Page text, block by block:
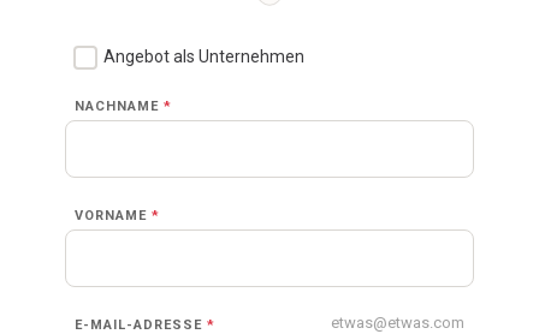
Angebot als Unternehmen
NACHNAME *
VORNAME *
E-MAIL-ADRESSE * etwas@etwas.com